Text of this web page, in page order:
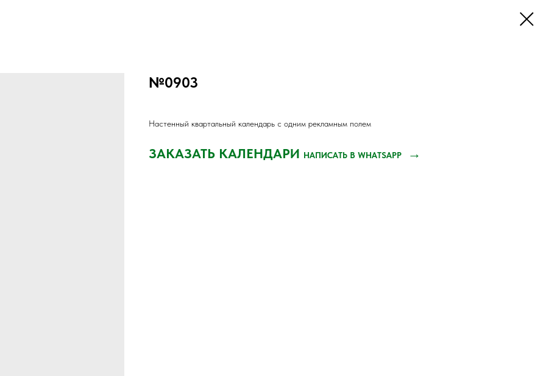
№0903
Настенный квартальный календарь с одним рекламным полем
ЗАКАЗАТЬ КАЛЕНДАРИ НАПИСАТЬ В WHATSAPP →